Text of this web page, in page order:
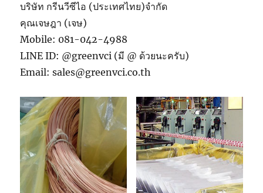
บริษัท กรีนวีซีไอ (ประเทศไทย)จำกัด
คุณเจษฎา (เจษ)
Mobile: 081-042-4988
LINE ID: @greenvci (มี @ ด้วยนะครับ)
Email: sales@greenvci.co.th